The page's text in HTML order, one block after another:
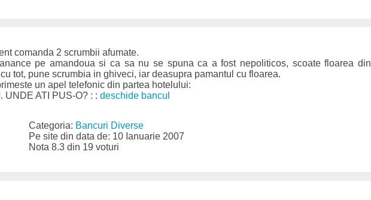
comanda 2 scrumbii afumate.
pe amandoua si ca sa nu se spuna ca a fost nepoliticos, scoate floarea din
tot, pune scrumbia in ghiveci, iar deasupra pamantul cu floarea.
un apel telefonic din partea hotelului:
UNDE ATI PUS-O? : : deschide bancul
Categoria: Bancuri Diverse
Pe site din data de: 10 Ianuarie 2007
Nota 8.3 din 19 voturi